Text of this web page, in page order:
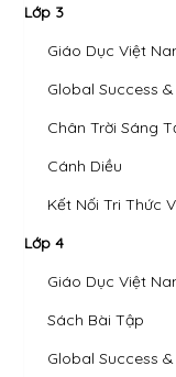
Lớp 3
Giáo Dục Việt
Global Success
Chân Trời Sáng
Cánh Diều
Kết Nối Tri Thức
Lớp 4
Giáo Dục Việt
Sách Bài Tập
Global Success